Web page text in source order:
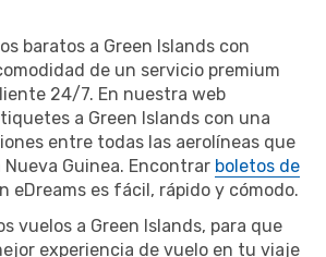
baratos a Green Islands con
de un servicio premium
24/7. En nuestra web
a Green Islands con una
entre todas las aerolíneas que
Nueva Guinea. Encontrar boletos de
eDreams es fácil, rápido y cómodo.
vuelos a Green Islands, para que
experiencia de vuelo en tu viaje